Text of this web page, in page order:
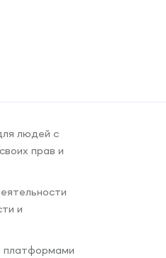
людей с
прав и
и
платформами